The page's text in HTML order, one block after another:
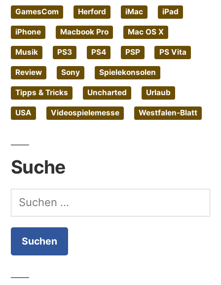
GamesCom Herford iMac iPad
iPhone Macbook Pro Mac OS X
Musik PS3 PS4 PSP PS Vita
Review Sony Spielekonsolen
Tipps & Tricks Uncharted Urlaub
USA Videospielemesse Westfalen-Blatt
Suche
Suchen
nach: